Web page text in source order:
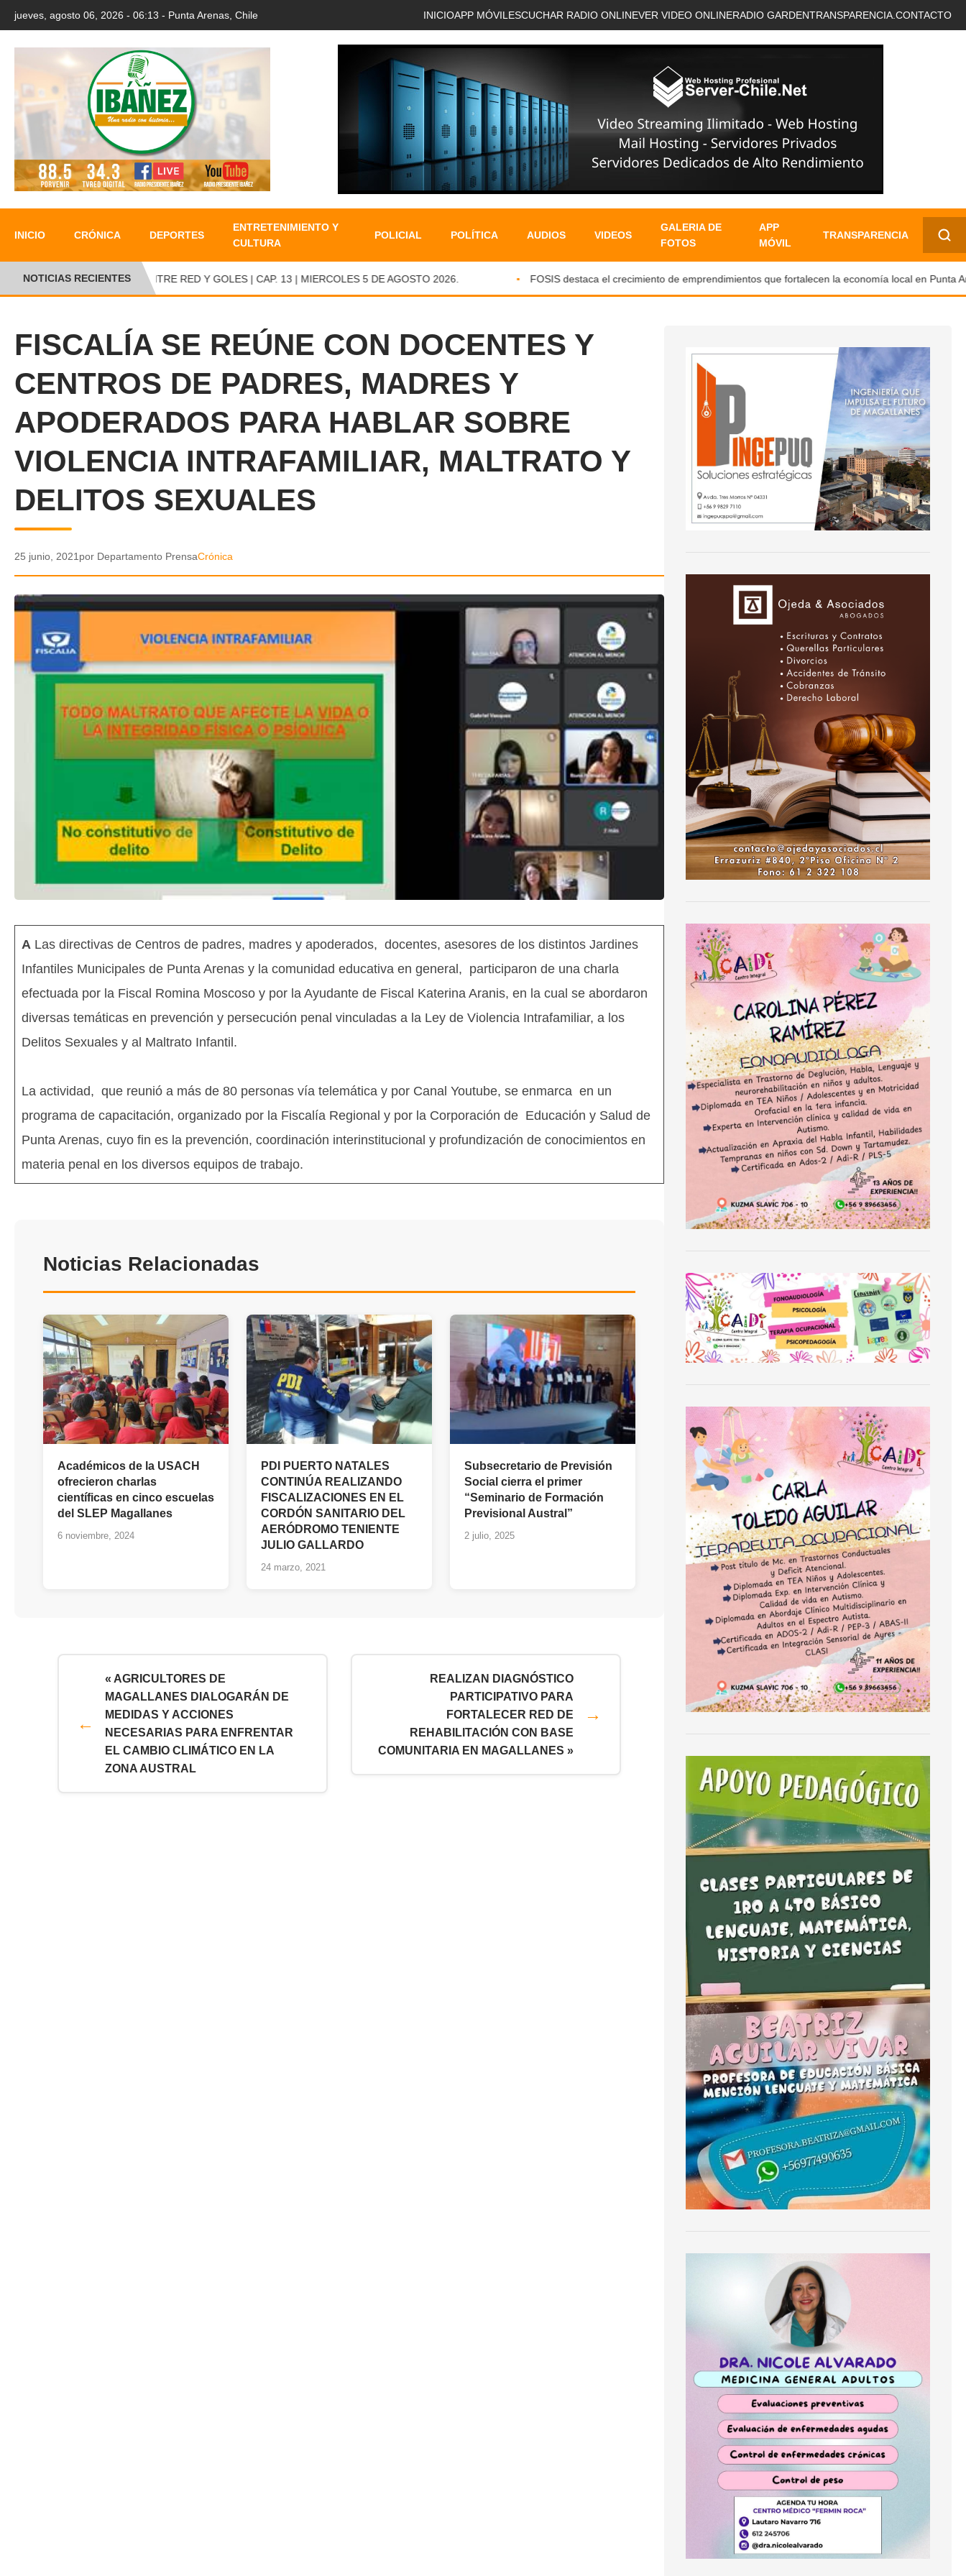
jueves, agosto 06, 2026 - 06:13 - Punta Arenas, Chile INICIOAPP MÓVIL ESCUCHAR RADIO ONLINEVER VIDEO ONLINERADIO GARDENTRANSPARENCIA. CONTACTO
INICIO CRÓNICA DEPORTES
ENTRETENIMIENTO Y
CULTURA
POLICIAL POLÍTICA AUDIOS VIDEOS
GALERIA DE
FOTOS
APP
MÓVIL
TRANSPARENCIA
✕
NOTICIAS RECIENTESENTRE RED Y GOLES | CAP. 13 | MIERCOLES 5 DE AGOSTO 2026. FOSIS destaca el crecimiento de emprendimientos que fortalecen la economía local en Punta
FISCALÍA SE REÚNE CON DOCENTES Y
CENTROS DE PADRES, MADRES Y
APODERADOS PARA HABLAR SOBRE
VIOLENCIA INTRAFAMILIAR, MALTRATO Y
DELITOS SEXUALES
25 junio, 2021 por Departamento PrensaCrónica
A Las directivas de Centros de padres, madres y apoderados, docentes, asesores de los distintos Jardines
Infantiles Municipales de Punta Arenas y la comunidad educativa en general, participaron de una charla
efectuada por la Fiscal Romina Moscoso y por la Ayudante de Fiscal Katerina Aranis, en la cual se abordaron
diversas temáticas en prevención y persecución penal vinculadas a la Ley de Violencia Intrafamiliar, a los
Delitos Sexuales y al Maltrato Infantil.
La actividad, que reunió a más de 80 personas vía telemática y por Canal Youtube, se enmarca en un
programa de capacitación, organizado por la Fiscalía Regional y por la Corporación de Educación y Salud de
Punta Arenas, cuyo fin es la prevención, coordinación interinstitucional y profundización de conocimientos en
materia penal en los diversos equipos de trabajo.
Noticias Relacionadas
Académicos de la USACH
ofrecieron charlas
científicas en cinco escuelas
del SLEP Magallanes
6 noviembre, 2024
PDI PUERTO NATALES
CONTINÚA REALIZANDO
FISCALIZACIONES EN EL
CORDÓN SANITARIO DEL
AERÓDROMO TENIENTE
JULIO GALLARDO
24 marzo, 2021
Subsecretario de Previsión
Social cierra el primer
“Seminario de Formación
Previsional Austral”
2 julio, 2025
« AGRICULTORES DE
MAGALLANES DIALOGARÁN DE
MEDIDAS Y ACCIONES
NECESARIAS PARA ENFRENTAR
EL CAMBIO CLIMÁTICO EN LA
ZONA AUSTRAL
REALIZAN DIAGNÓSTICO
PARTICIPATIVO PARA
FORTALECER RED DE
REHABILITACIÓN CON BASE
COMUNITARIA EN MAGALLANES »